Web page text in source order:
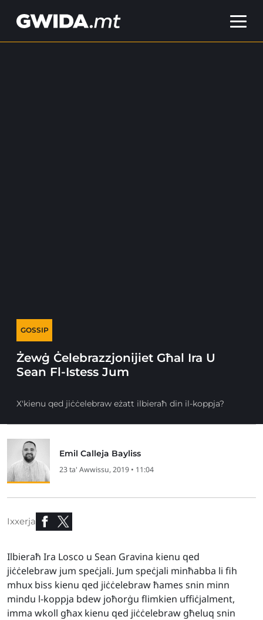
GOSSIP
Żewġ Ċelebrazzjonijiet Għal Ira U
Sean Fl-Istess Jum
X'kienu qed jiċċelebraw eżatt ilbieraħ din il-koppja?
Emil Calleja Bayliss
23 ta' Awwissu, 2019 • 11:04
Ixxerja
Ilbieraħ Ira Losco u Sean Gravina kienu qed
jiċċelebraw jum speċjali. Jum speċjali minħabba li fih
mhux biss kienu qed jiċċelebraw ħames snin minn
mindu l-koppja bdew joħorġu flimkien uffiċjalment,
imma wkoll għax kienu qed jiċċelebraw għeluq snin